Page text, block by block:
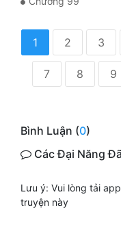
1 2 3
7 8 9
Bình Luận (0)
Các Đại Năng
Lưu ý: Vui lòng tải
truyện này